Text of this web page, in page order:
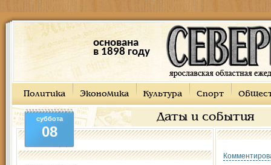
основана
в 1898 году
Политика Экономика Культура Спорт
Даты и события
суббота
08